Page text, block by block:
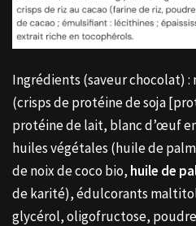
Ingrédients (saveur chocolat)
(crisps de protéine de soja
protéine de lait, blanc d’œuf
huiles végétales (huile de
de noix de coco bio, huile de
de karité), édulcorants
glycérol, oligofructose,